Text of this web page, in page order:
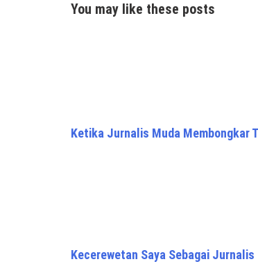
You may like these posts
Ketika Jurnalis Muda Membongkar
Kecerewetan Saya Sebagai Jurnalis